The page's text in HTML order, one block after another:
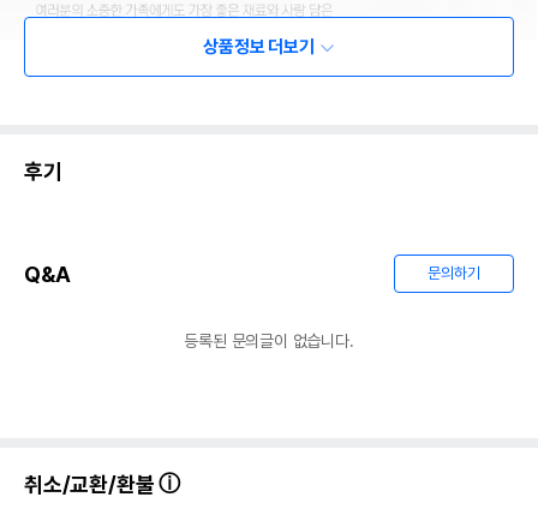
상품정보 더보기
후기
Q&A 문의하기
등록된 문의글이 없습니다.
취소/교환/환불